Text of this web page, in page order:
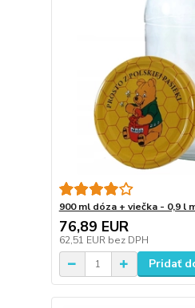
900 ml dóza + viečka - 0,9 l
76,89 EUR
62,51 EUR bez DPH
Pridať